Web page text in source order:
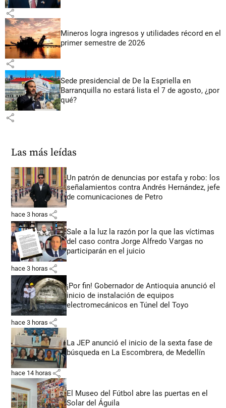
share
Mineros logra ingresos y utilidades récord en el
primer semestre de 2026
share
Sede presidencial de De la Espriella en
Barranquilla no estará lista el 7 de agosto, ¿por
qué?
share
Las más leídas
Un patrón de denuncias por estafa y robo: los
señalamientos contra Andrés Hernández, jefe
de comunicaciones de Petro
hace 3 horas share
Sale a la luz la razón por la que las víctimas
del caso contra Jorge Alfredo Vargas no
participarán en el juicio
hace 3 horas share
¡Por fin! Gobernador de Antioquia anunció el
inicio de instalación de equipos
electromecánicos en Túnel del Toyo
hace 3 horas share
La JEP anunció el inicio de la sexta fase de
búsqueda en La Escombrera, de Medellín
hace 14 horas share
El Museo del Fútbol abre las puertas en el
Solar del Águila